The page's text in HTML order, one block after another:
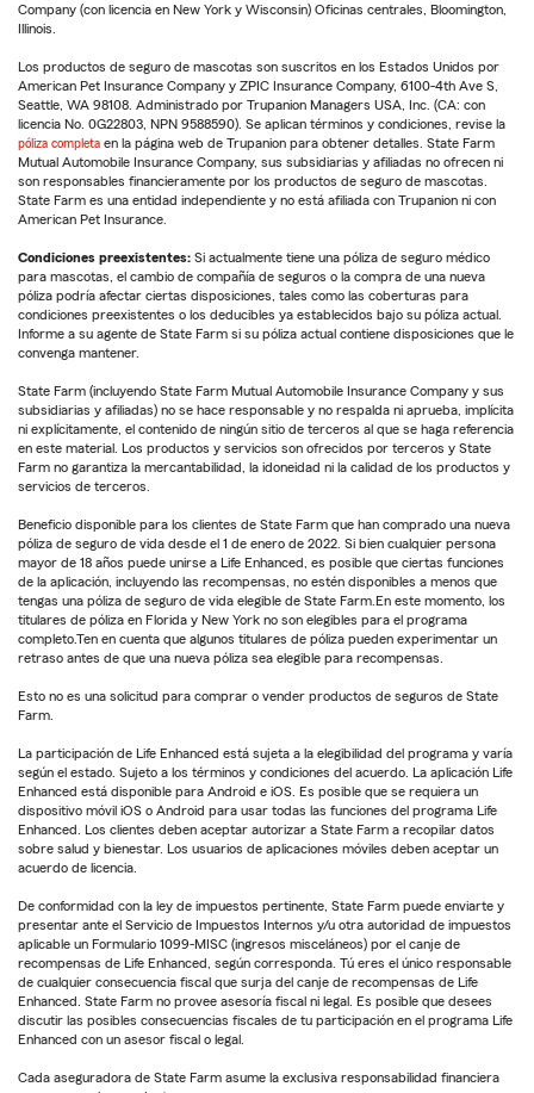
Company (con licencia en New York y Wisconsin) Oficinas centrales, Bloomington,
Illinois.
Los productos de seguro de mascotas son suscritos en los Estados Unidos por
American Pet Insurance Company y ZPIC Insurance Company, 6100-4th Ave S,
Seattle, WA 98108. Administrado por Trupanion Managers USA, Inc. (CA: con
licencia No. 0G22803, NPN 9588590). Se aplican términos y condiciones, revise la
póliza completa en la página web de Trupanion para obtener detalles. State Farm
Mutual Automobile Insurance Company, sus subsidiarias y afiliadas no ofrecen ni
son responsables financieramente por los productos de seguro de mascotas.
State Farm es una entidad independiente y no está afiliada con Trupanion ni con
American Pet Insurance.
Condiciones preexistentes: Si actualmente tiene una póliza de seguro médico
para mascotas, el cambio de compañía de seguros o la compra de una nueva
póliza podría afectar ciertas disposiciones, tales como las coberturas para
condiciones preexistentes o los deducibles ya establecidos bajo su póliza actual.
Informe a su agente de State Farm si su póliza actual contiene disposiciones que le
convenga mantener.
State Farm (incluyendo State Farm Mutual Automobile Insurance Company y sus
subsidiarias y afiliadas) no se hace responsable y no respalda ni aprueba, implícita
ni explícitamente, el contenido de ningún sitio de terceros al que se haga referencia
en este material. Los productos y servicios son ofrecidos por terceros y State
Farm no garantiza la mercantabilidad, la idoneidad ni la calidad de los productos y
servicios de terceros.
Beneficio disponible para los clientes de State Farm que han comprado una nueva
póliza de seguro de vida desde el 1 de enero de 2022. Si bien cualquier persona
mayor de 18 años puede unirse a Life Enhanced, es posible que ciertas funciones
de la aplicación, incluyendo las recompensas, no estén disponibles a menos que
tengas una póliza de seguro de vida elegible de State Farm.En este momento, los
titulares de póliza en Florida y New York no son elegibles para el programa
completo.Ten en cuenta que algunos titulares de póliza pueden experimentar un
retraso antes de que una nueva póliza sea elegible para recompensas.
Esto no es una solicitud para comprar o vender productos de seguros de State
Farm.
La participación de Life Enhanced está sujeta a la elegibilidad del programa y varía
según el estado. Sujeto a los términos y condiciones del acuerdo. La aplicación Life
Enhanced está disponible para Android e iOS. Es posible que se requiera un
dispositivo móvil iOS o Android para usar todas las funciones del programa Life
Enhanced. Los clientes deben aceptar autorizar a State Farm a recopilar datos
sobre salud y bienestar. Los usuarios de aplicaciones móviles deben aceptar un
acuerdo de licencia.
De conformidad con la ley de impuestos pertinente, State Farm puede enviarte y
presentar ante el Servicio de Impuestos Internos y/u otra autoridad de impuestos
aplicable un Formulario 1099-MISC (ingresos misceláneos) por el canje de
recompensas de Life Enhanced, según corresponda. Tú eres el único responsable
de cualquier consecuencia fiscal que surja del canje de recompensas de Life
Enhanced. State Farm no provee asesoría fiscal ni legal. Es posible que desees
discutir las posibles consecuencias fiscales de tu participación en el programa Life
Enhanced con un asesor fiscal o legal.
Cada aseguradora de State Farm asume la exclusiva responsabilidad financiera